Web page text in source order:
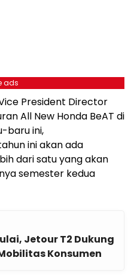
ads
President Director
All New Honda BeAT di
baru ini,
ini akan ada
dari satu yang akan
semester kedua
Jetour T2 Dukung
Konsumen